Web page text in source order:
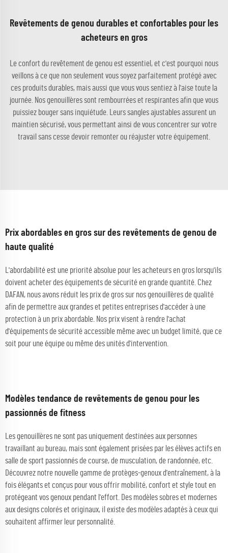
Revêtements de genou durables et confortables pour les
acheteurs en gros
Le confort du revêtement de genou est essentiel, et c'est pourquoi nous
veillons à ce que non seulement vous soyez parfaitement protégé avec
ces produits durables, mais aussi que vous vous sentiez à l'aise toute la
journée. Nos genouillères sont rembourrées et respirantes afin que vous
puissiez bouger sans inquiétude. Leurs sangles ajustables assurent un
maintien sécurisé, vous permettant ainsi de vous concentrer sur votre
travail sans cesse devoir remonter ou réajuster votre équipement.
Prix abordables en gros sur des revêtements de genou de
haute qualité
L'abordabilité est une priorité absolue pour les acheteurs en gros lorsqu'ils
doivent acheter des équipements de sécurité en grande quantité. Chez
DAFAN, nous avons réduit les prix de gros sur nos genouillères de qualité
afin de permettre aux grandes et petites entreprises d'accéder à une
protection à un prix abordable. Nos prix visent à rendre l'achat
d'équipements de sécurité accessible même avec un budget limité, que ce
soit pour une équipe ou même des unités d'intervention.
Modèles tendance de revêtements de genou pour les
passionnés de fitness
Les genouillères ne sont pas uniquement destinées aux personnes
travaillant au bureau, mais sont également prisées par les élèves actifs en
salle de sport passionnés de course, de musculation, de randonnée, etc.
Découvrez notre nouvelle gamme de protèges-genoux d'entraînement, à la
fois élégants et conçus pour vous offrir mobilité, confort et style tout en
protégeant vos genoux pendant l'effort. Des modèles sobres et modernes
aux designs colorés et originaux, il existe des modèles adaptés à ceux qui
souhaitent affirmer leur personnalité.